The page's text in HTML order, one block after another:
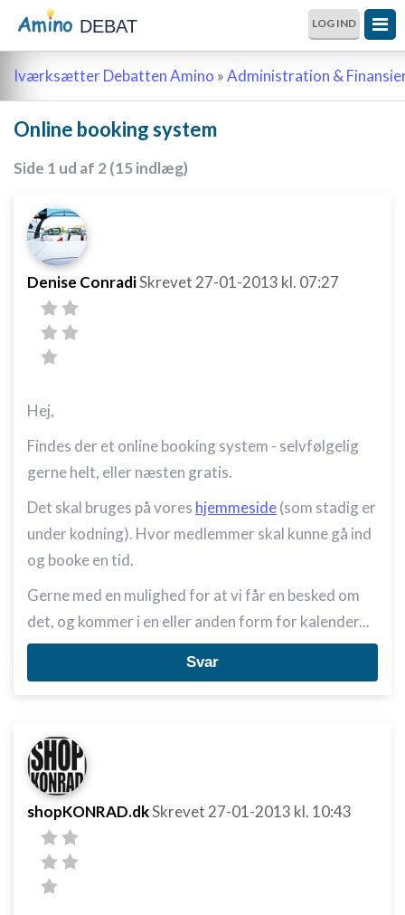
DEBAT LOG IND
Iværksætter Debatten Amino »Administration &
Online booking system
Side 1 ud af 2 (15 indlæg)
Denise ConradiSkrevet 27-01-2013 kl. 07:27
Hej,
Findes der et online booking system - selvfølgelig
gerne helt, eller næsten gratis.
Det skal bruges på vores hjemmeside(som stadig er
under kodning). Hvor medlemmer skal kunne gå ind
og booke en tid.
Gerne med en mulighed for at vi får en besked om
det, og kommer i en eller anden form for kalender...
Svar
shopKONRAD.dkSkrevet 27-01-2013 kl. 10:43